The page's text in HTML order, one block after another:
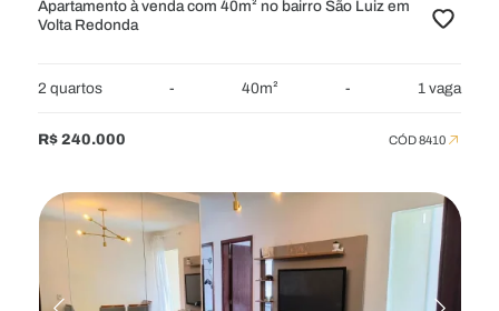
Apartamento à venda com 40m² no bairro São Luiz em
Volta Redonda
2 quartos - 40m² - 1 vaga
R$ 240.000 CÓD 8410